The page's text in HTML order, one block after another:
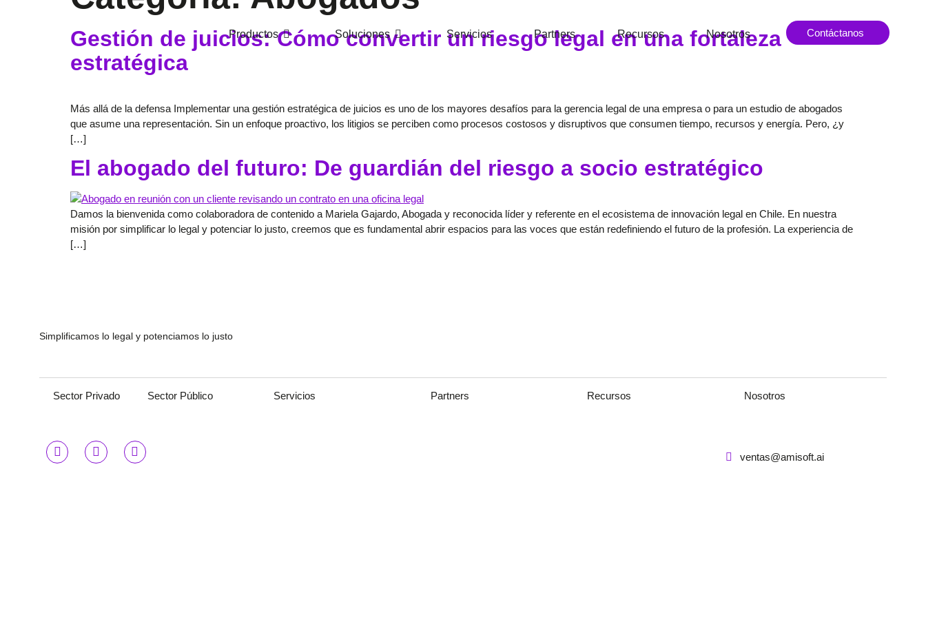
Productos Soluciones Servicios Partners Recursos Nosotros Contáctanos
Gestión de juicios: Cómo convertir un riesgo legal en una fortaleza
estratégica
Más allá de la defensa Implementar una gestión estratégica de juicios es uno de los mayores desafíos para la gerencia legal de una empresa o para un estudio de abogados
que asume una representación. Sin un enfoque proactivo, los litigios se perciben como procesos costosos y disruptivos que consumen tiempo, recursos y energía. Pero, ¿y
[…]
El abogado del futuro: De guardián del riesgo a socio estratégico
Damos la bienvenida como colaboradora de contenido a Mariela Gajardo, Abogada y reconocida líder y referente en el ecosistema de innovación legal en Chile. En nuestra
misión por simplificar lo legal y potenciar lo justo, creemos que es fundamental abrir espacios para las voces que están redefiniendo el futuro de la profesión. La experiencia de
[…]
Simplificamos lo legal y potenciamos lo justo
Sector Privado Sector Público Servicios Partners Recursos Nosotros
ventas@amisoft.ai